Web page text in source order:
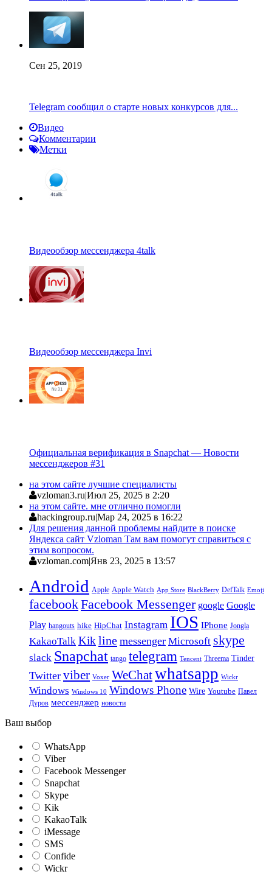
Сен 25, 2019
Telegram сообщил о старте новых конкурсов для...
Видео
Комментарии
Метки
Видеообзор мессенджера 4talk
Видеообзор мессенджера Invi
Официальная верификация в Snapchat — Новости
мессенджеров #31
на этом сайте лучшие специалисты
vzloman3.ru|Июл 25, 2025 в 2:20
на этом сайте. мне отлично помогли
hackingroup.ru|Мар 24, 2025 в 16:22
Для решения данной проблемы найдите в поиске
Яндекса сайт Vzloman Там вам помогут справиться с
этим вопросом.
vzloman.com|Янв 23, 2025 в 13:57
Android Apple Apple Watch App Store BlackBerry DefTalk Emoji
facebookFacebook Messenger google Google
Play hangouts hike HipChat Instagram IOS IPhone Jongla
KakaoTalk Kik line messenger Microsoft skype
slack Snapchat tango telegram Tencent Threema Tinder
Twitter viber Voxer WeChatwhatsapp Wickr
Windows Windows 10 Windows Phone Wire Youtube Павел
Дуров мессенджер новости
Ваш выбор
WhatsApp
Viber
Facebook Messenger
Snapchat
Skype
Kik
KakaoTalk
iMessage
SMS
Confide
Wickr